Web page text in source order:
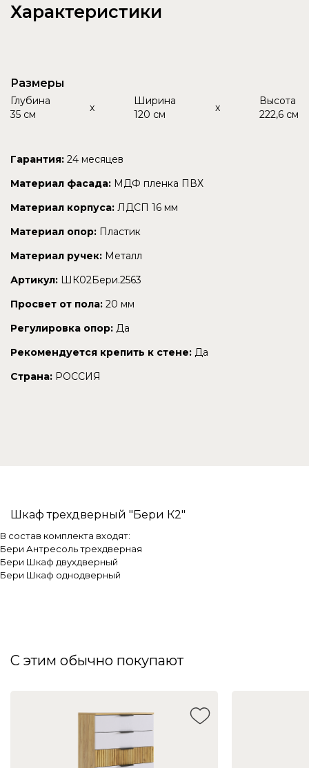
Шкаф трехдверный "Бери К2"
Характеристики
Размеры
Глубина
35 см
x
Ширина
120 см
x
Высота
222,6 см
Гарантия: 24 месяцев
Материал фасада: МДФ пленка ПВХ
Материал корпуса: ЛДСП 16 мм
Материал опор: Пластик
Материал ручек: Металл
Артикул: ШК02Бери.2563
Просвет от пола: 20 мм
Регулировка опор: Да
Рекомендуется крепить к стене: Да
Страна: РОССИЯ
В состав комплекта входят:
Бери Антресоль трехдверная
Бери Шкаф двухдверный
Бери Шкаф однодверный
С этим обычно покупают